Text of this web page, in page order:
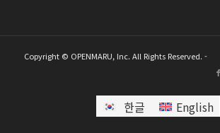
Copyright © OPENMARU, Inc. All Rights Reserved. -
한글 English